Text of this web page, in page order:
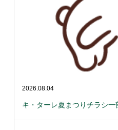
2026.08.04
キ・ターレ夏まつりチラシ